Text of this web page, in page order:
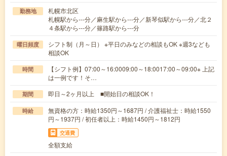
勤務地
札幌市北区
札幌駅から---分／麻生駅から---分／新琴似駅から---分／北２
４条駅から---分／篠路駅から---分
曜日頻度
シフト制（月～日） ※平日のみなどの相談もOK ※週3なども
相談OK
時間
【シフト例】07:00～16:0009:00～18:0017:00～09:00※ 上記
は一例です！そ…
期間 即日～2ヶ月以上 ■開始日の相談OK！
時給
無資格の方：時給1350円～1687円 / 介護福祉士：時給1550
円～1937円 / 初任者以上：時給1450円～1812円
交通費
全額支給